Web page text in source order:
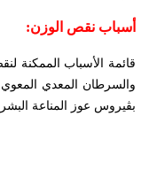
أسباب نقص الوزن:
والسرطان المعدي المعوي.
بڤيروس عوز المناعة